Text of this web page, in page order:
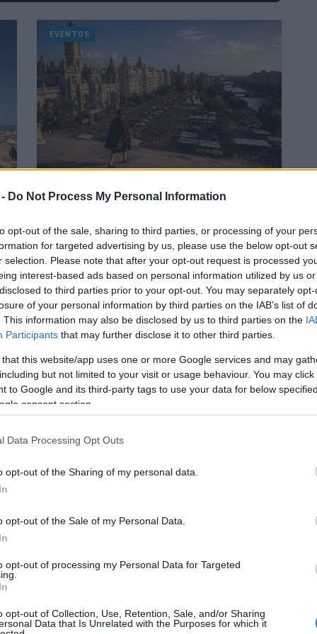
Do Not Process My Personal Information
opt-out of the sale, sharing to third parties, or processing of your
for targeted advertising by us, please use the below opt-out
selection. Please note that after your opt-out request is processed
interest-based ads based on personal information utilized by us
to third parties prior to your opt-out. You may separately
of your personal information by third parties on the IAB’s list of
This information may also be disclosed by us to third parties on the
Participants that may further disclose it to other third parties.
that this website/app uses one or more Google services and may
but not limited to your visit or usage behaviour. You may
to Google and its third-party tags to use your data for below
consent section.
Data Processing Opt Outs
opt-out of the Sharing of my personal data.
opt-out of the Sale of my Personal Data.
opt-out of processing my Personal Data for Targeted
opt-out of Collection, Use, Retention, Sale, and/or Sharing
Data that Is Unrelated with the Purposes for which it
EVENTOS
Eventos imperdibles en Valencia
2026
Valencia y su comunidad arrancan agosto con una
programación repleta de eventos culturales,
festivales y actividades al aire libre que prometen
hacer…
Carla Vidal · 6 Ago 2026
EVENTOS
Festividades de Santa Chiara en
En 2026, Italia celebra a Santa Chiara con
Lucía Marín · 3 Ago 2026